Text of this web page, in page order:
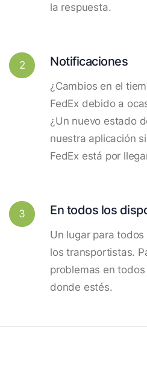
la respuesta.
2 Notificaciones
¿Cambios en el
FedEx debido a
¿Un nuevo estado
nuestra aplicación
FedEx está por
3 En todos los
Un lugar para
los transportistas.
problemas en
donde estés.